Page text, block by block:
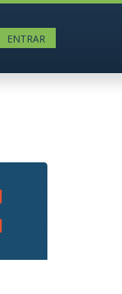
ENTRAR